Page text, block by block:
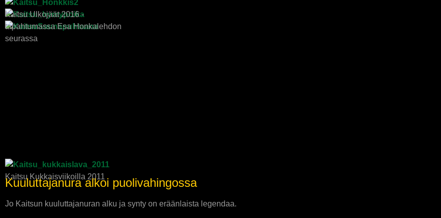
Kaitsu Ulkojäät 2016 -
tapahtumassa Esa Honkalehdon
seurassa
Kaitsu Kukkaisviikoilla 2011
Kuuluttajanura alkoi puolivahingossa
Jo Kaitsun kuuluttajanuran alku ja synty on eräänlaista legendaa.